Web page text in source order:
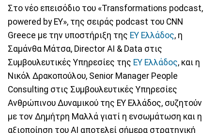
Στο νέο επεισόδιο του «Transformations podcast,
powered by EY», της σειράς podcast του CNN
Greece με την υποστήριξη της EY Ελλάδος, η
Σαμάνθα Μάτσα, Director AI & Data στις
Συμβουλευτικές Υπηρεσίες της EY Ελλάδος, και η
Νικόλ Δρακοπούλου, Senior Manager People
Consulting στις Συμβουλευτικές Υπηρεσίες
Ανθρώπινου Δυναμικού της EY Ελλάδος, συζητούν
με τον Δημήτρη Μαλλά γιατί η ενσωμάτωση και η
αξιοποίηση του AI αποτελεί σήμερα στρατηγική